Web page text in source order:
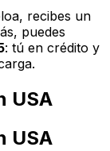
recibes un
puedes
: tú en crédito y
USA
USA